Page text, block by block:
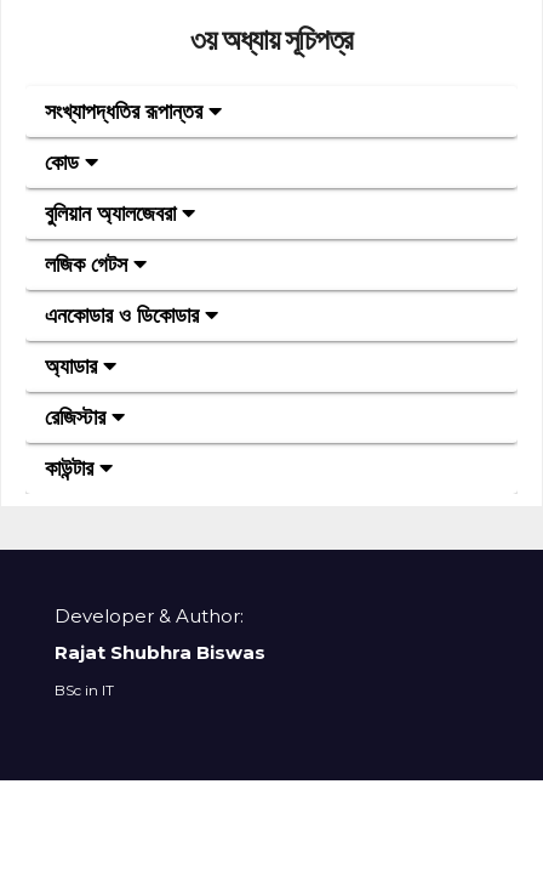
৩য় অধ্যায় সূচিপত্র
সংখ্যাপদ্ধতির রূপান্তর
কোড
বুলিয়ান অ্যালজেবরা
লজিক গেটস
এনকোডার ও ডিকোডার
অ্যাডার
রেজিস্টার
কাউন্টার
Developer & Author:
Rajat Shubhra Biswas
BSc in IT